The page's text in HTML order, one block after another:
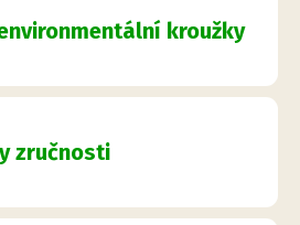
kroužky
zručnosti